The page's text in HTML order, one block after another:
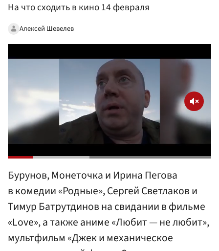
На что сходить в кино 14 февраля
Алексей Шевелев
Бурунов, Монеточка и Ирина Пегова
в комедии «Родные», Сергей Светлаков и
Тимур Батрутдинов на свидании в фильме
«Love», а также аниме «Любит — не любит»,
мультфильм «Джек и механическое